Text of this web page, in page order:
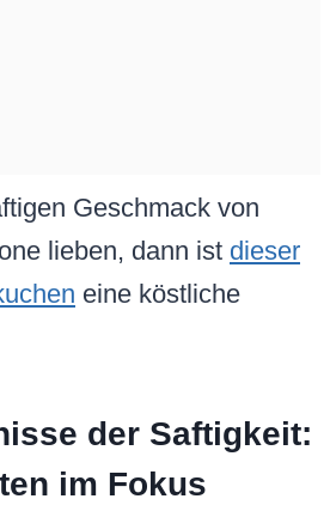
Geschmack von
lieben, dann ist dieser
eine köstliche
der Saftigkeit:
im Fokus